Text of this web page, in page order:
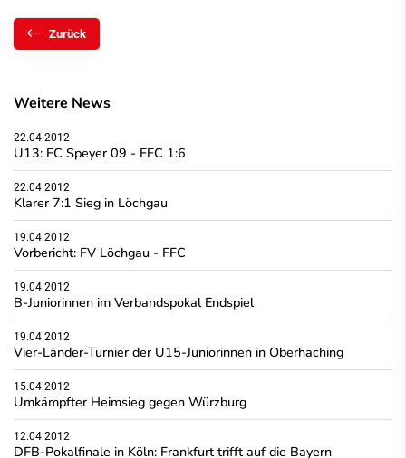
Zurück
Weitere News
22.04.2012
U13: FC Speyer 09 - FFC 1:6
22.04.2012
Klarer 7:1 Sieg in Löchgau
19.04.2012
Vorbericht: FV Löchgau - FFC
19.04.2012
B-Juniorinnen im Verbandspokal Endspiel
19.04.2012
Vier-Länder-Turnier der U15-Juniorinnen in Oberhaching
15.04.2012
Umkämpfter Heimsieg gegen Würzburg
12.04.2012
DFB-Pokalfinale in Köln: Frankfurt trifft auf die Bayern